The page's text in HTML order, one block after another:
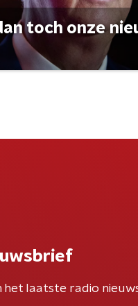
toch onze
laatste radio